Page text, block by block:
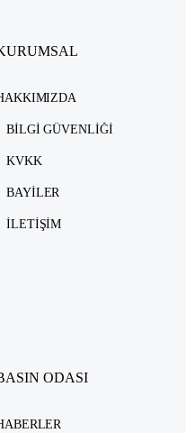
BILGI GÜVENLIĞI
KVKK
BAYILER
İLETIŞIM
ODASI